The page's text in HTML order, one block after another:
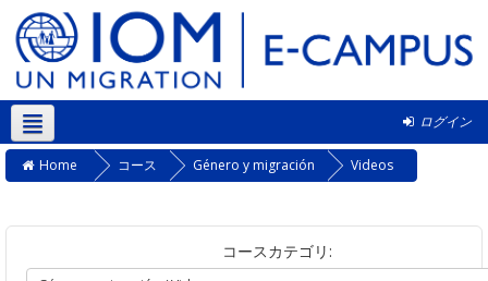
ログイン
日本語 ‎(ja)‎
Home コース Género y migración Videos
コースカテゴリ: